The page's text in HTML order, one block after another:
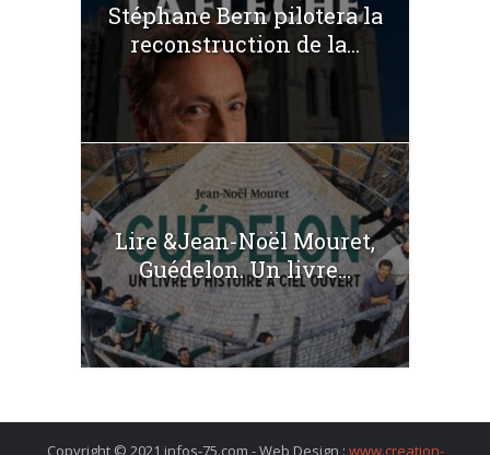
Stéphane Bern pilotera la
reconstruction de la...
Lire &Jean-Noël Mouret,
Guédelon. Un livre...
Copyright © 2021 infos-75.com - Web Design : www.creation-